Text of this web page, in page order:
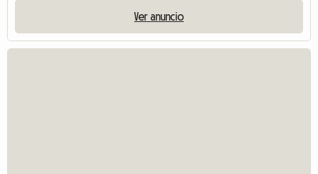
Ver anuncio